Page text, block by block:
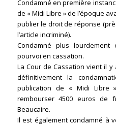
Condamné en première
de « Midi Libre » de l’époque
publier le droit de réponse
l’article incriminé).
Condamné plus
pourvoi en cassation.
La Cour de Cassation vient il
définitivement la
publication de « Midi Libre
rembourser 4500 euros
Beaucaire.
Il est également condamné à